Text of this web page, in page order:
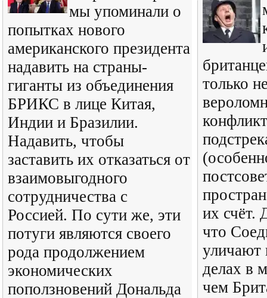
мы упоминали о
попытках нового
американского президента
надавить на страны-
гиганты из объединения
БРИКС в лице Китая,
Индии и Бразилии.
Надавить, чтобы
заставить их отказаться от
взаимовыгодного
сотрудничества с
Россией. По сути же, эти
потуги являются своего
рода продолжением
экономических
поползновений Дональда
только
их счёт.
что
уличают
делах в
чем